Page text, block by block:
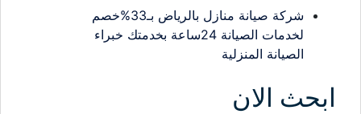
شركة صيانة منازل بالرياض بـ33%خصم
لخدمات الصيانة 24ساعة بخدمتك خبراء
الصيانة المنزلية
ابحث الان